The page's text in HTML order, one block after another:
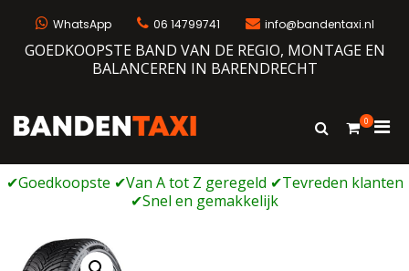
WhatsApp 06 14799741 info@bandentaxi.nl
GOEDKOOPSTE BAND VAN DE REGIO, MONTAGE EN
BALANCEREN IN BARENDRECHT
Bandengarage met eigen webshop
Toon
0
voor